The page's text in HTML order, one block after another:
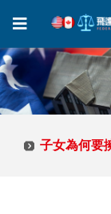
子女為何要
子女為何要